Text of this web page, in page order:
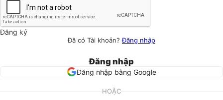
Đăng ký
Đã có Tài khoản?Đăng nhập
Đăng nhập
Đăng nhập bằng Google
HOẶC